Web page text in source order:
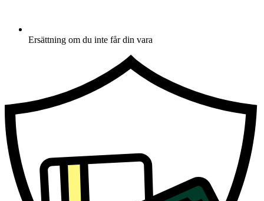
Ersättning om du inte får din vara